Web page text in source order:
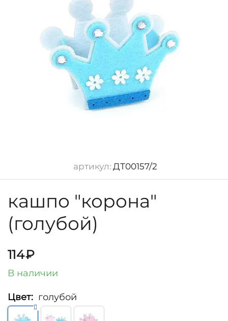
артикул: ДТ00157/2
кашпо "корона"
(голубой)
114₽
В наличии
Цвет: голубой